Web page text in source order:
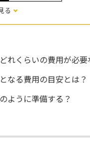
る
れくらいの費用が必要
なる費用の目安とは？
ように準備する？